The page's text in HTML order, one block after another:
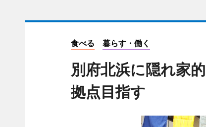
食べる 暮らす・働く
別府北浜に隠れ家
拠点目指す